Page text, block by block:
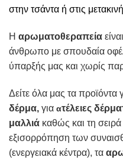
στην τσάντα ή στις
Η αρωματοθεραπεία
άνθρωπο με σπουδαία
ύπαρξής μας και χωρίς
Δείτε όλα μας τα προϊόντα
δέρμα, για ατέλειες
μαλλιά καθώς και τη σειρά
εξισορρόπηση των
(ενεργειακά κέντρα), τα